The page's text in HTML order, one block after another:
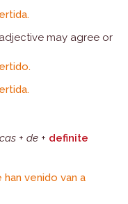
may agree or
+ de + definite
venido van a